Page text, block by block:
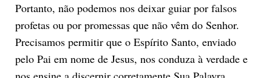
Portanto, não podemos nos deixar guiar por falsos
profetas ou por promessas que não vêm do Senhor.
Precisamos permitir que o Espírito Santo, enviado
pelo Pai em nome de Jesus, nos conduza à verdade e